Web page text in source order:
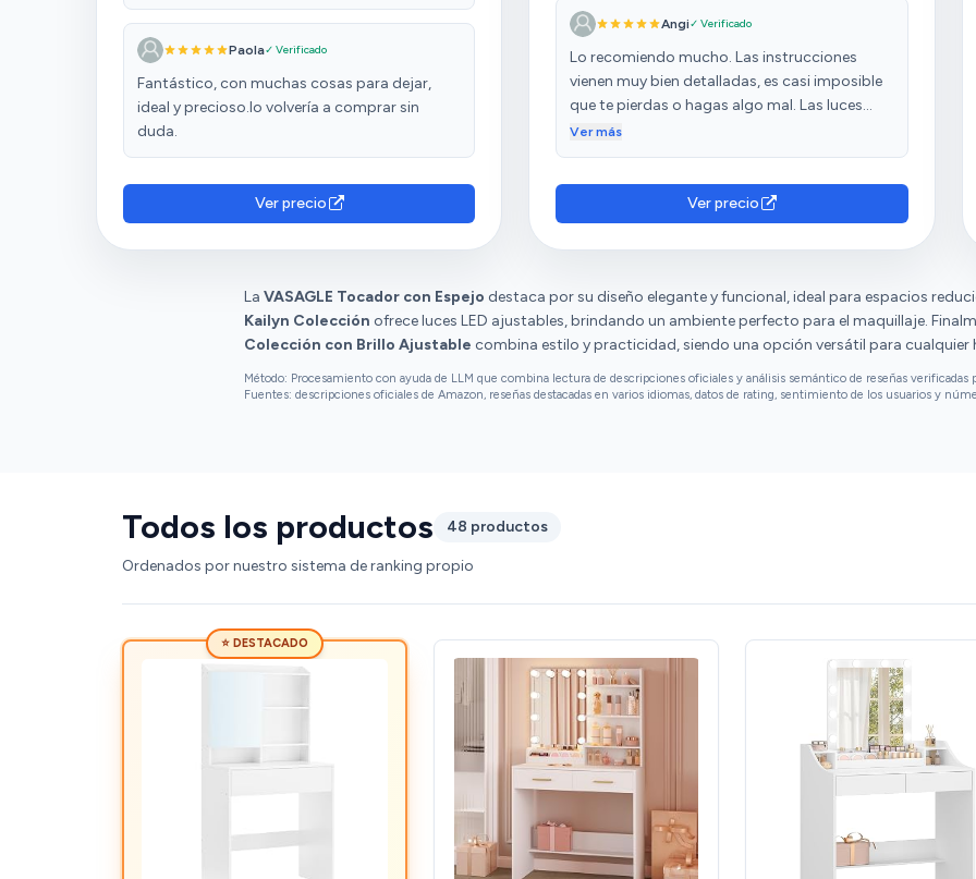
Paola✓ Verificado
Fantástico, con muchas cosas para dejar,
ideal y precioso.lo volvería a comprar sin
duda.
Ver precio
sin duda.
Angi✓ Verificado
Lo recomiendo mucho. Las instrucciones
vienen muy bien detalladas, es casi imposible
que te pierdas o hagas algo mal. Las luces
alumbran mucho, es decir, te puedes ver
bonito!! Y sobre todo tarda muy poco en
llegar también, me llego en 2 días. Lo único
malo es que no me avisaron de que estaba en
Ver más
Ver precio
La VASAGLE Tocador con Espejo destaca por su diseño elegante y funcional, ideal para espacios
Kailyn Colección ofrece luces LED ajustables, brindando un ambiente perfecto para el maquillaje.
Colección con Brillo Ajustable combina estilo y practicidad, siendo una opción versátil para cualquier
Método: Procesamiento con ayuda de LLM que combina lectura de descripciones oficiales y análisis semántico de reseñas verificadas
Fuentes: descripciones oficiales de Amazon, reseñas destacadas en varios idiomas, datos de rating, sentimiento de los usuarios y
Todos los productos 48 productos
Ordenados por nuestro sistema de ranking propio
⭐ DESTACADO